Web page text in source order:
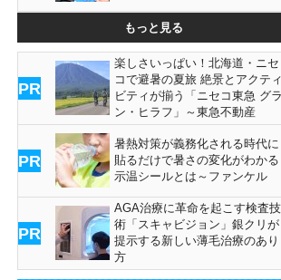
もっと見る
PR
楽しさいっぱい！北海道・ニセ
コで避暑の夏旅 絶景とアクティ
ビティが揃う「ニセコ東急 グラ
ン・ヒラフ」～東急不動産
PR
暑熱対策が義務化される時代に
貼るだけで暑さの変化がわかる
示温シールとは～ファンケル
PR
AGA治療に革命を起こす検査技
術「スキャビジョン」銀クリが
提示する新しい薄毛治療のあり
方